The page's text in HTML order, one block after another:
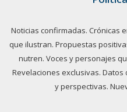
Noticias confirmadas. Crónicas
que ilustran. Propuestas
nutren. Voces y personajes
Revelaciones exclusivas.
y perspectivas.